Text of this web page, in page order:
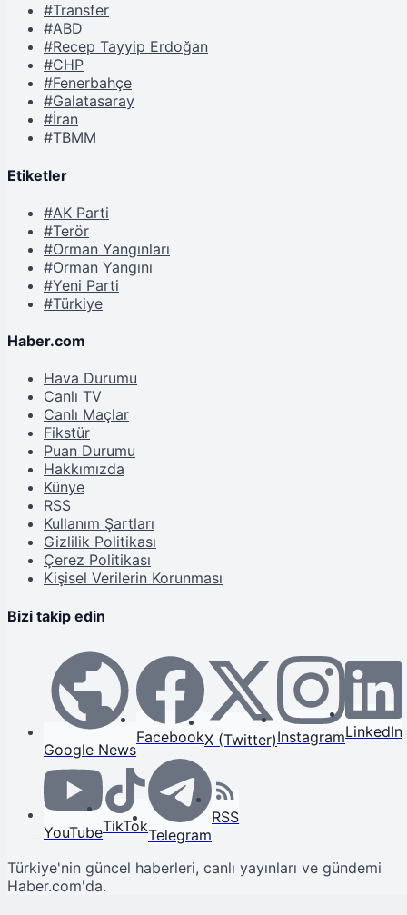
#Transfer
#ABD
#Recep Tayyip Erdoğan
#CHP
#Fenerbahçe
#Galatasaray
#İran
#TBMM
Etiketler
#AK Parti
#Terör
#Orman Yangınları
#Orman Yangını
#Yeni Parti
#Türkiye
Haber.com
Hava Durumu
Canlı TV
Canlı Maçlar
Fikstür
Puan Durumu
Hakkımızda
Künye
RSS
Kullanım Şartları
Gizlilik Politikası
Çerez Politikası
Kişisel Verilerin Korunması
Bizi takip edin
Google News
FacebookX (Twitter)InstagramLinkedIn
YouTubeTikTokTelegram
RSS
Türkiye'nin güncel haberleri, canlı yayınları ve gündemi
Haber.com'da.